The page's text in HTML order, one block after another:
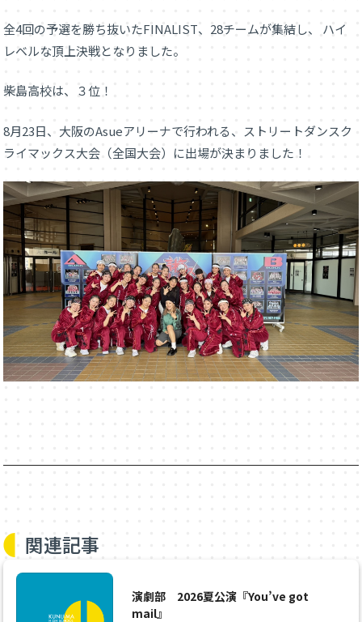
全4回の予選を勝ち抜いたFINALIST、28チームが集結し、 ハイ
レベルな頂上決戦となりました。
柴島高校は、３位！
8月23日、大阪のAsueアリーナで行われる、ストリートダンスク
ライマックス大会（全国大会）に出場が決まりました！
関連記事
演劇部 2026夏公演『You’ve got
mail』